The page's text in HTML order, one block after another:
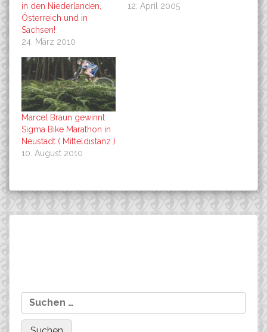
in den Niederlanden,
Österreich und in
Sachsen!
24. März 2010
12. April 2005
Marcel Braun gewinnt
Sigma Bike Marathon in
Neustadt ( Mitteldistanz )
10. August 2010